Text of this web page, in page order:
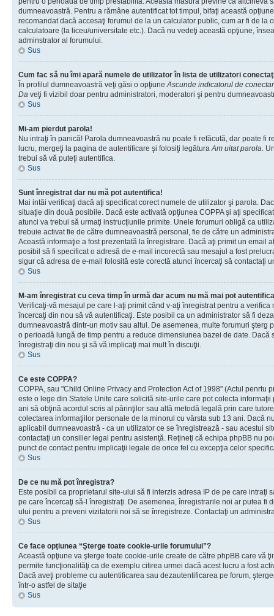
dumneavoastră. Pentru a rămâne autentificat tot timpul, bifaţi această
recomandat dacă accesaţi forumul de la un calculator public, cum ar fi de la
calculatoare (la liceu/universitate etc.). Dacă nu vedeţi această opţiune,
adminstrator al forumului.
Sus
Cum fac să nu îmi apară numele de utilizator în lista de utilizatori
În profilul dumneavoastră veţi găsi o opţiuneAscunde indicatorul de
Da veţi fi vizibil doar pentru administratori, moderatori şi pentru
Sus
Mi-am pierdut parola!
Nu intraţi în panică! Parola dumneavoastră nu poate fi refăcută, dar poate fi
lucru, mergeţi la pagina de autentificare şi folosiţi legăturaAm uitat parola.
trebui să vă puteţi autentifica.
Sus
Sunt înregistrat dar nu mă pot autentifica!
Mai intâi verificaţi dacă aţi specificat corect numele de utilizator şi parola.
situaţie din două posibile. Dacă este activată opţiunea COPPA şi aţi
atunci va trebui să urmaţi instrucţiunile primite. Unele forumuri obligă ca
trebuie activat fie de către dumneavoastră personal, fie de către un
Această informaţie a fost prezentată la înregistrare. Dacă aţi primit un email
posibil să fi specificat o adresă de e-mail incorectă sau mesajul a fost
sigur că adresa de e-mail folosită este corectă atunci încercaţi să contactaţi
Sus
M-am înregistrat cu ceva timp în urmă dar acum nu mă mai pot
Verificaţi-vă mesajul pe care l-aţi primit când v-aţi înregistrat pentru a
încercaţi din nou să vă autentificaţi. Este posibil ca un administrator să fi
dumneavoastră dintr-un motiv sau altul. De asemenea, multe forumuri şterg
o perioadă lungă de timp pentru a reduce dimensiunea bazei de date. Dacă
înregistraţi din nou şi să vă implicaţi mai mult în discuţii.
Sus
Ce este COPPA?
COPPA, sau "Child Online Privacy and Protection Act of 1998" (Actul penrtu
este o lege din Statele Unite care solicită site-urile care pot colecta
ani să obţină acordul scris al părinţilor sau altă metodă legală prin care
colectarea informaţiilor personale de la minorul cu vârsta sub 13 ani. Dacă
aplicabil dumneavoastră - ca un utilizator ce se înregistrează - sau acestui
contactaţi un consilier legal pentru asistenţă. Reţineţi că echipa phpBB nu
punct de contact pentru implicaţii legale de orice fel cu excepţia celor
Sus
De ce nu mă pot înregistra?
Este posibil ca proprietarul site-ului să fi interzis adresa IP de pe care intraţi
pe care încercaţi să-l înregistraţi. De asemenea, înregistrarile noi ar putea fi
ului pentru a preveni vizitatorii noi să se înregistreze. Contactaţi un
Sus
Ce face opţiunea “Şterge toate cookie-urile forumului”?
Această opţiune va şterge toate cookie-urile create de către phpBB care vă
permite funcţionalităţi ca de exemplu citirea urmei dacă acest lucru a fost
Dacă aveţi probleme cu autentificarea sau dezautentificarea pe forum,
într-o astfel de sitaţie
Sus